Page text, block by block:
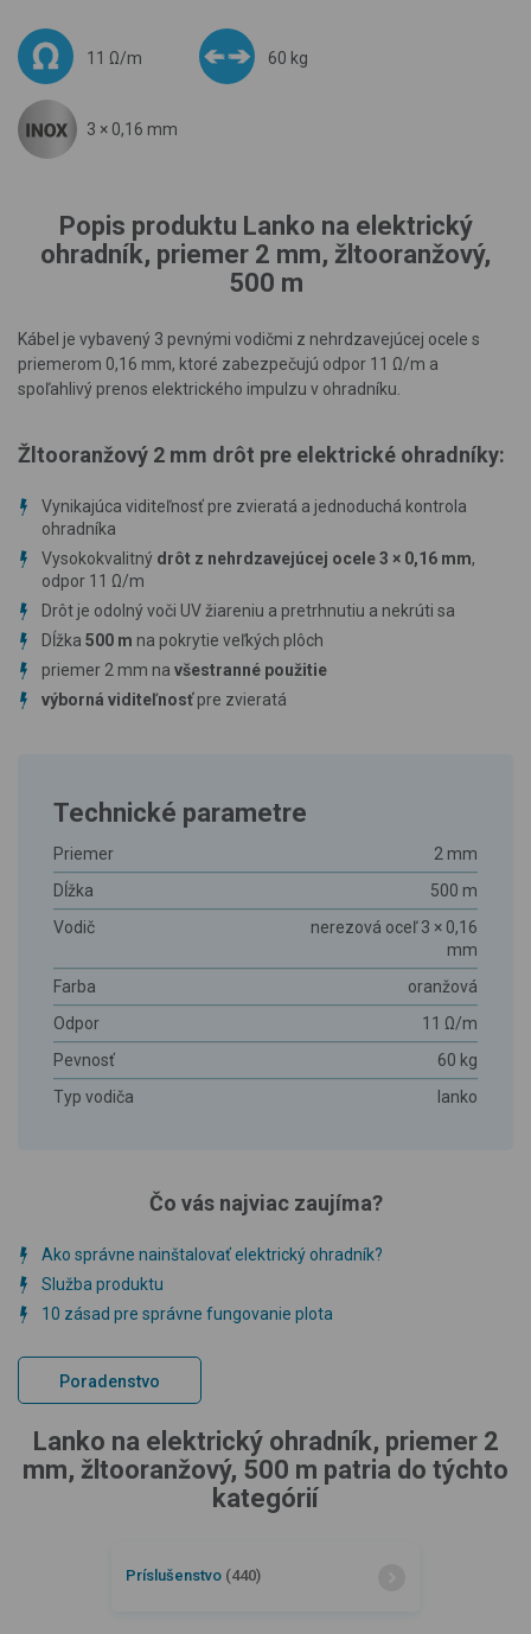
11 Ω/m 60 kg
3 × 0,16 mm
Popis produktu Lanko na elektrický
ohradník, priemer 2 mm, žltooranžový,
500 m
Kábel je vybavený 3 pevnými vodičmi z nehrdzavejúcej ocele s
priemerom 0,16 mm, ktoré zabezpečujú odpor 11 Ω/m a
spoľahlivý prenos elektrického impulzu v ohradníku.
Žltooranžový 2 mm drôt pre elektrické ohradníky:
Vynikajúca viditeľnosť pre zvieratá a jednoduchá kontrola
ohradníka
Vysokokvalitný drôt z nehrdzavejúcej ocele 3 × 0,16 mm,
odpor 11 Ω/m
Drôt je odolný voči UV žiareniu a pretrhnutiu a nekrúti sa
Dĺžka 500 m na pokrytie veľkých plôch
priemer 2 mm na všestranné použitie
výborná viditeľnosťpre zvieratá
Technické parametre
Priemer
2 mm
Dĺžka
500 m
Vodič
nerezová oceľ 3 × 0,16
mm
Farba
oranžová
Odpor
11 Ω/m
Pevnosť
60 kg
Typ vodiča
lanko
Čo vás najviac zaujíma?
Ako správne nainštalovať elektrický ohradník?
Služba produktu
10 zásad pre správne fungovanie plota
Poradenstvo
Lanko na elektrický ohradník, priemer 2
mm, žltooranžový, 500 m patria do týchto
kategórií
Príslušenstvo (440)